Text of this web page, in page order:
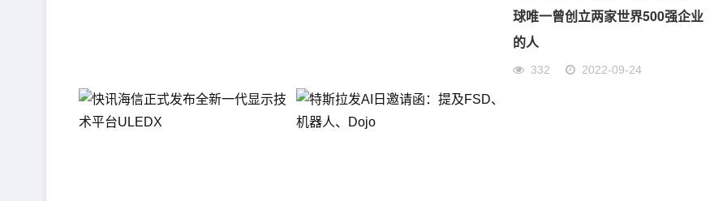
球唯一曾创立两家世界500强企业
的人
332 2022-09-24